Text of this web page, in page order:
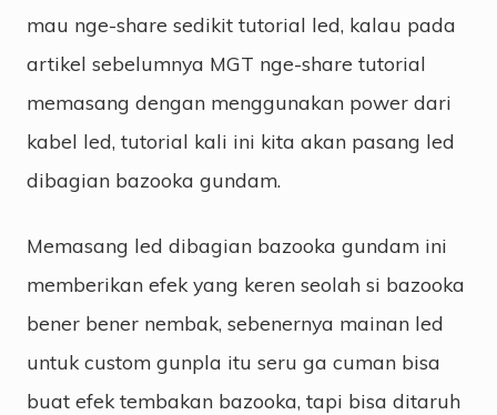
mau nge-share sedikit tutorial led, kalau pada
artikel sebelumnya MGT nge-share tutorial
memasang dengan menggunakan power dari
kabel led, tutorial kali ini kita akan pasang led
dibagian bazooka gundam.
Memasang led dibagian bazooka gundam ini
memberikan efek yang keren seolah si bazooka
bener bener nembak, sebenernya mainan led
untuk custom gunpla itu seru ga cuman bisa
buat efek tembakan bazooka, tapi bisa ditaruh